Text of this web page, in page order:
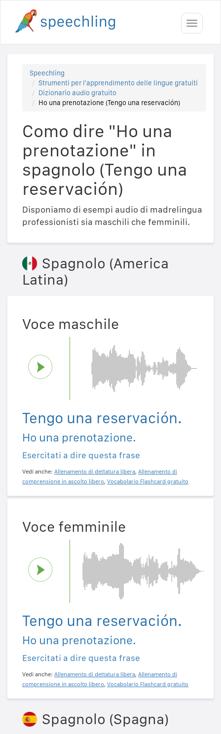
Toggle
Speechling
Strumenti per l'apprendimento delle lingue gratuiti
Dizionario audio gratuito
Ho una prenotazione (Tengo una reservación)
Como dire "Ho una
prenotazione" in
spagnolo (Tengo una
reservación)
Disponiamo di esempi audio di madrelingua
professionisti sia maschili che femminili.
Spagnolo (America
Latina)
Voce maschile
Tengo una reservación.
Ho una prenotazione.
Esercitati a dire questa frase
Vedi anche: Allenamento di dettatura libera, Allenamento di
comprensione in ascolto libero, Vocabolario Flashcard gratuito
Voce femminile
Tengo una reservación.
Ho una prenotazione.
Esercitati a dire questa frase
Vedi anche: Allenamento di dettatura libera, Allenamento di
comprensione in ascolto libero, Vocabolario Flashcard gratuito
Spagnolo (Spagna)